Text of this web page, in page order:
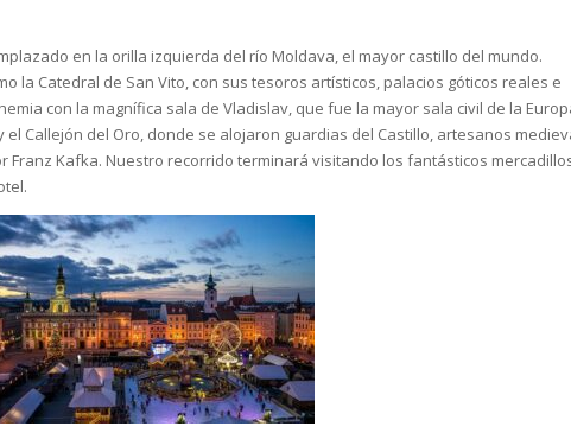
en la orilla izquierda del río Moldava, el mayor castillo del mundo.
la Catedral de San Vito, con sus tesoros artísticos, palacios góticos reales e
con la magnífica sala de Vladislav, que fue la mayor sala civil de la
el Callejón del Oro, donde se alojaron guardias del Castillo, artesanos
Franz Kafka. Nuestro recorrido terminará visitando los fantásticos